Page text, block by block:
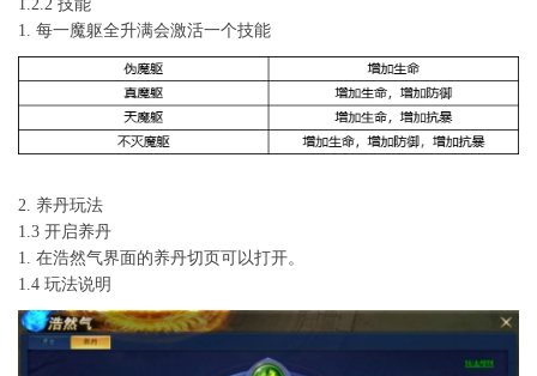
1.2.2 技能
1. 每一魔躯全升满会激活一个技能
2. 养丹玩法
1.3 开启养丹
1. 在浩然气界面的养丹切页可以打开。
1.4 玩法说明